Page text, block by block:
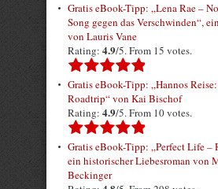
Gratis eBook-Tipp: „Lena Rae –
Song gegen das Verschwinden“,
von Lauris Vane
Rating: 4.9/5. From 15 votes.
Gratis eBook-Tipp: „Hannos
Roadtrip“ von Kai Bischof
Rating: 4.9/5. From 10 votes.
Gratis eBook-Tipp: „Perfect Life –
ein historischer Liebesroman von
Beckinger